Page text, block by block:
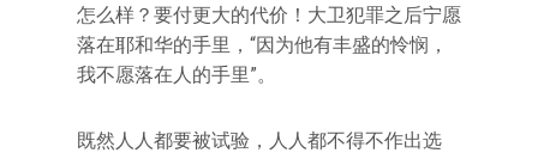
怎么样？要付更大的代价！大卫犯罪之后宁愿
落在耶和华的手里，“因为他有丰盛的怜悯，
我不愿落在人的手里”。
既然人人都要被试验，人人都不得不作出选